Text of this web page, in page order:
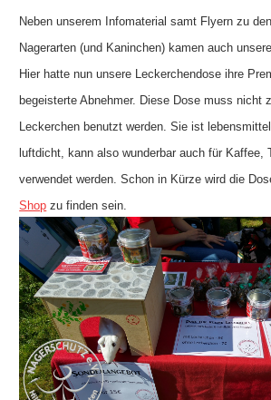
Neben unserem Infomaterial samt Flyern zu
Nagerarten (und Kaninchen) kamen auch
Hier hatte nun unsere Leckerchendose ihre
begeisterte Abnehmer. Diese Dose muss nicht
Leckerchen benutzt werden. Sie ist
luftdicht, kann also wunderbar auch für Kaffee,
verwendet werden. Schon in Kürze wird die
Shop zu finden sein.